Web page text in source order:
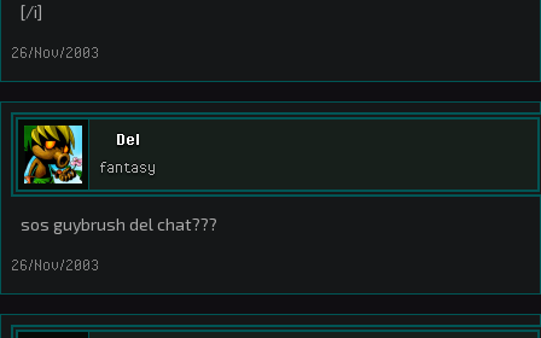
[/i]
26/Nov/2003
Del
fantasy
sos guybrush del chat???
26/Nov/2003